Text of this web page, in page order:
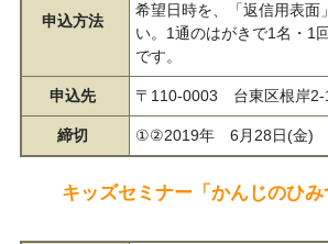
申込方法
希望日時を、「返信用表面
い。1通のはがきで1名・1
です。
申込先
締切
キッズセミナー「かんじのひみ